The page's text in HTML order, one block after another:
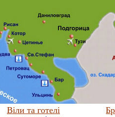
Віли та готелі